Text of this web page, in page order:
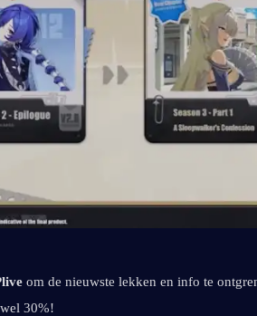
om de nieuwste lekken en info te
30%!